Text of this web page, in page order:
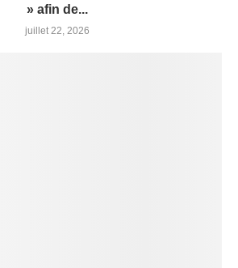
» afin de...
juillet 22, 2026